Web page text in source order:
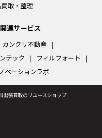
取・整理
連サービス
カンクリ不動産
テック
フィルフォート
ベーションラボ
出張買取のリユースショップ